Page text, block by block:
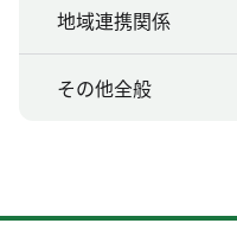
地域連携関係
その他全般